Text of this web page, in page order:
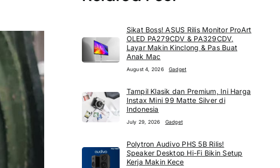
Sikat Boss! ASUS Rilis Monitor ProArt
OLED PA279CDV & PA329CDV,
Layar Makin Kinclong & Pas Buat
Anak Mac
August 4, 2026 Gadget
Tampil Klasik dan Premium, Ini Harga
Instax Mini 99 Matte Silver di
Indonesia
July 29, 2026 Gadget
Polytron Audivo PHS 5B Rilis!
Speaker Desktop Hi-Fi Bikin Setup
Kerja Makin Kece